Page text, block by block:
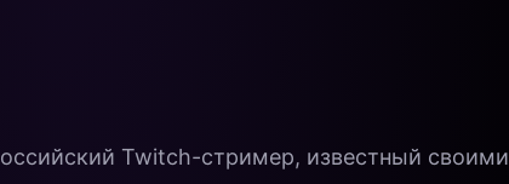
Twitch-стример, известный своими